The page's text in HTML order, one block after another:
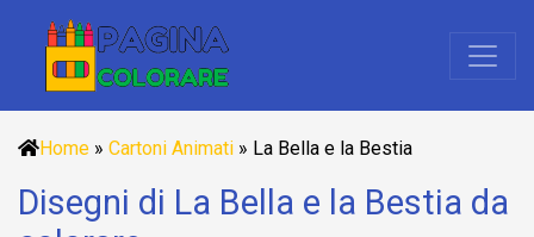
Home » Cartoni Animati » La Bella e la Bestia
Disegni di La Bella e la Bestia da